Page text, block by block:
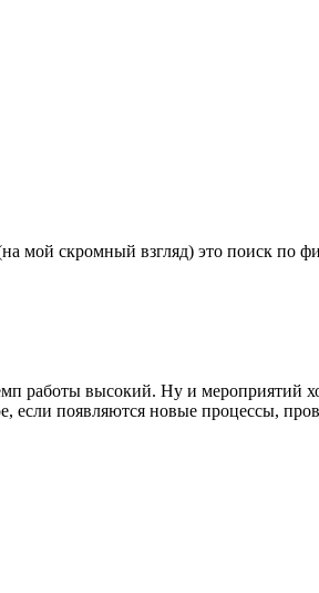
мой скромный взгляд) это поиск по
работы высокий. Ну и мероприятий
если появляются новые процессы,